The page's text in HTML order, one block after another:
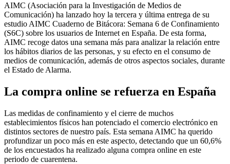
AIMC (Asociación para la Investigación de Medios de
Comunicación) ha lanzado hoy la tercera y última entrega de su
estudio AIMC Cuaderno de Bitácora: Semana 6 de Confinamiento
(S6C) sobre los usuarios de Internet en España. De esta forma,
AIMC recoge datos una semana más para analizar la relación entre
los hábitos diarios de las personas, y su efecto en el consumo de
medios de comunicación, además de otros aspectos sociales, durante
el Estado de Alarma.
La compra online se refuerza en España
Las medidas de confinamiento y el cierre de muchos
establecimientos físicos han potenciado el comercio electrónico en
distintos sectores de nuestro país. Esta semana AIMC ha querido
profundizar un poco más en este aspecto, detectando que un 60,6%
de los encuestados ha realizado alguna compra online en este
periodo de cuarentena.